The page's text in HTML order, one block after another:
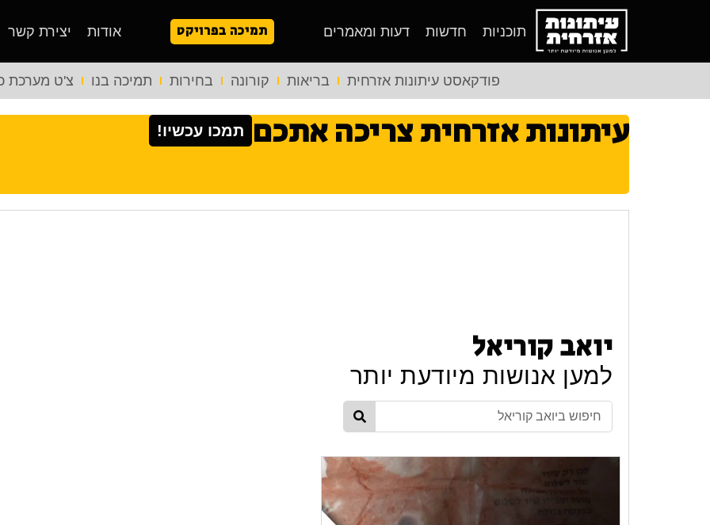
תוכניות חדשות דעות ומאמרים תמיכה בפרויקט אודות יצירת קשר
פודקאסט עיתונות אזרחית בריאות קורונה בחירות תמיכה בנו צ'ט מערכת
עיתונות אזרחית צריכה אתכם תמכו עכשיו!
יואב קוריאל
למען אנושות מיודעת יותר